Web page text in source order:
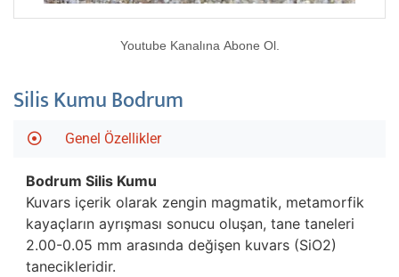
Youtube Kanalına Abone Ol.
Silis Kumu Bodrum
Genel Özellikler
Bodrum Silis Kumu
Kuvars içerik olarak zengin magmatik, metamorfik
kayaçların ayrışması sonucu oluşan, tane taneleri
2.00-0.05 mm arasında değişen kuvars (SiO2)
tanecikleridir.